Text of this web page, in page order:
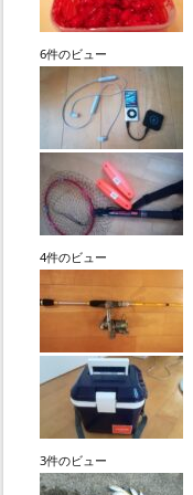
6件のビュー
4件のビュー
3件のビュー